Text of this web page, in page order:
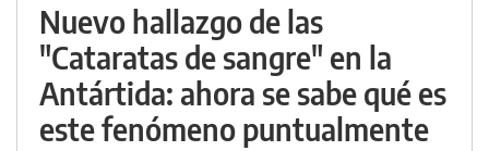
Nuevo hallazgo de las
"Cataratas de sangre" en la
Antártida: ahora se sabe qué es
este fenómeno puntualmente